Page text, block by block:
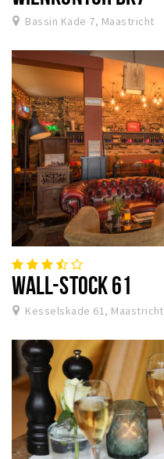
Bassin Kade 7, Maastricht
WALL-STOCK 61
Kesselskade 61, Maastricht